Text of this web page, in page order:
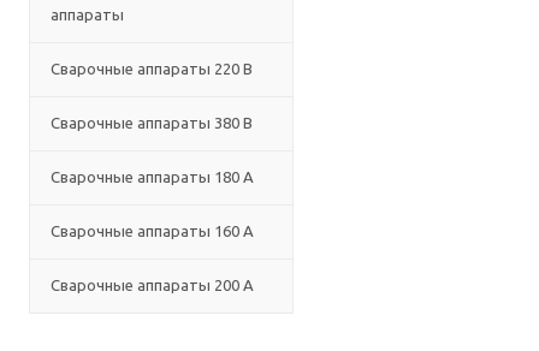
аппараты
Сварочные аппараты 220 В
Сварочные аппараты 380 В
Сварочные аппараты 180 А
Сварочные аппараты 160 А
Сварочные аппараты 200 А